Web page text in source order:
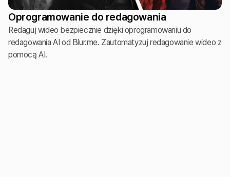
Oprogramowanie do redagowania
Redaguj wideo bezpiecznie dzięki oprogramowaniu do
redagowania AI od Blur.me. Zautomatyzuj redagowanie wideo z
pomocą AI.